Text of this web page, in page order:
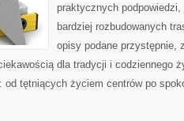
praktycznych
bardziej rozbudowanych
opisy podane przystępnie,
dla tradycji i codziennego
od tętniących życiem centrów po